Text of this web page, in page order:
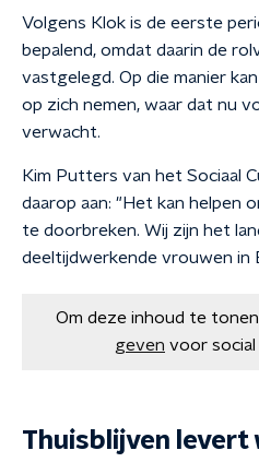
Volgens Klok is de eerste
bepalend, omdat daarin de
vastgelegd. Op die manier
op zich nemen, waar dat nu
verwacht.
Kim Putters van het Sociaal
daarop aan: "Het kan helpen
te doorbreken. Wij zijn het
deeltijdwerkende vrouwen in
Om deze inhoud te
geven voor social
Thuisblijven levert